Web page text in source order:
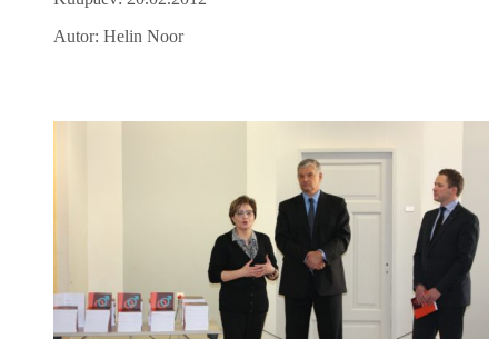
Autor: Helin Noor